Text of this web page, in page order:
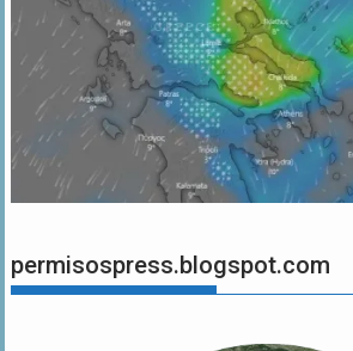
permisospress.blogspot.com